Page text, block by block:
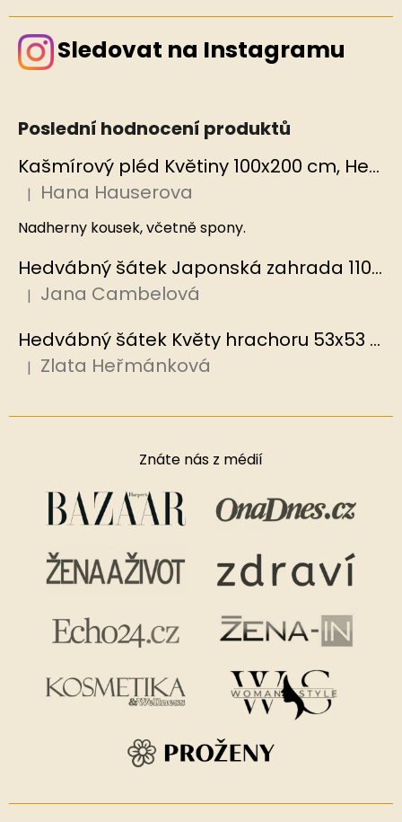
Sledovat na Instagramu
Poslední hodnocení produktů
Kašmírový pléd Květiny 100x200 cm, Hedvábný svět
Hodnocení produktu je 5 z 5 hvězdiček.
| Hana Hauserova
Nadherny kousek, včetně spony.
Hedvábný šátek Japonská zahrada 110x110 cm v dárkovém balení, HEDVÁBNÝ SVĚT
Hodnocení produktu je 5 z 5 hvězdiček.
| Jana Cambelová
Hedvábný šátek Květy hrachoru 53x53 cm v dárkovém balení, HEDVÁBNÝ SVĚT
Hodnocení produktu je 5 z 5 hvězdiček.
| Zlata Heřmánková
Znáte nás z médií